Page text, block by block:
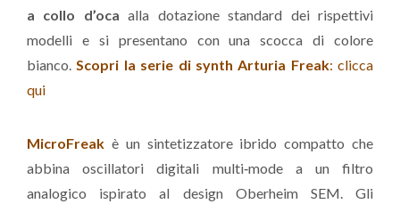
a collo d’oca alla dotazione standard dei rispettivi
modelli e si presentano con una scocca di colore
bianco.Scopri la serie di synth Arturia Freak: clicca
qui
MicroFreak è un sintetizzatore ibrido compatto che
abbina oscillatori digitali multi‑mode a un filtro
analogico ispirato al design Oberheim SEM. Gli